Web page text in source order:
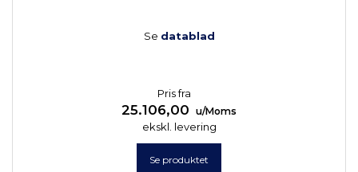
Se datablad
Pris fra
25.106,00 u/Moms
ekskl. levering
Se produktet